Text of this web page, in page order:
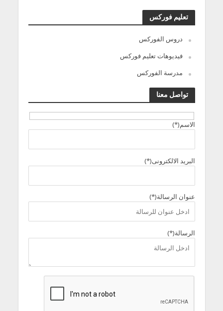
تعليم فوركس
دروس الفوركس
فيديوهات تعليم فوركس
مدرسة الفوركس
تواصل معنا
الاسم(*)
البريد الالكترونى(*)
عنوان الرسالة(*)
الرسالة(*)